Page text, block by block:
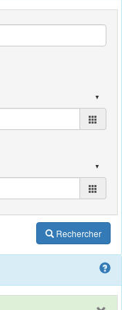
Rechercher